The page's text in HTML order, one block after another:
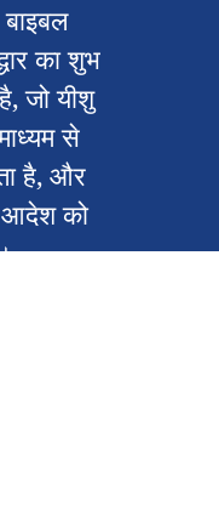
का शुभ
जो यीशु
से
है, और
आदेश को